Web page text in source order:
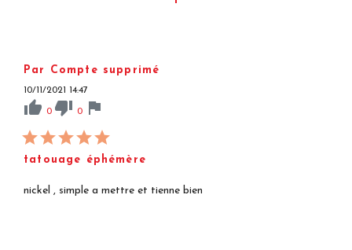
Par Compte supprimé
10/11/2021 14:47
thumb_up 0 thumb_down 0 flag
tatouage éphémère
nickel , simple a mettre et tienne bien